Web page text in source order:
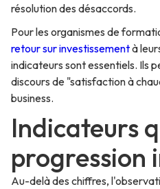
résolution des désaccords.
Pour les organismes de
retour sur investissementà
indicateurs sont essentiels. Ils
discours de "satisfaction à
business.
Indicateurs
progression
Au-delà des chiffres,